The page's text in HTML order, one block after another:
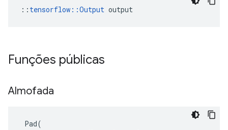
:: tensorflow::Output output
Funções públicas
Almofada
Pad(